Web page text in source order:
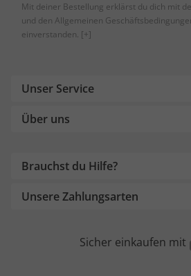
Mit deiner Bestellung erklärst du dich mit
und den Allgemeinen
einverstanden. [+]
Unser Service
Über uns
Brauchst du Hilfe?
Unsere Zahlungsarten
Sicher einkaufen mit